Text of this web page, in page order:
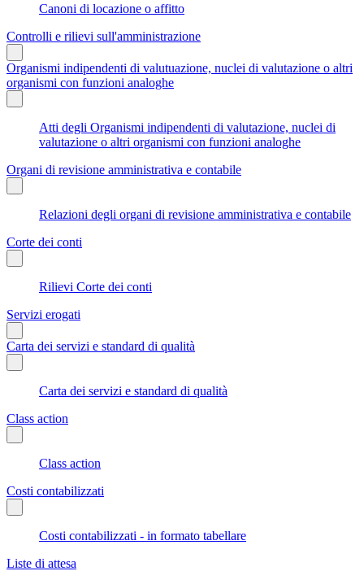
Canoni di locazione o affitto
Controlli e rilievi sull'amministrazione
Organismi indipendenti di valutuazione, nuclei di valutazione o altri
organismi con funzioni analoghe
Atti degli Organismi indipendenti di valutazione, nuclei di
valutazione o altri organismi con funzioni analoghe
Organi di revisione amministrativa e contabile
Relazioni degli organi di revisione amministrativa e contabile
Corte dei conti
Rilievi Corte dei conti
Servizi erogati
Carta dei servizi e standard di qualità
Carta dei servizi e standard di qualità
Class action
Class action
Costi contabilizzati
Costi contabilizzati - in formato tabellare
Liste di attesa